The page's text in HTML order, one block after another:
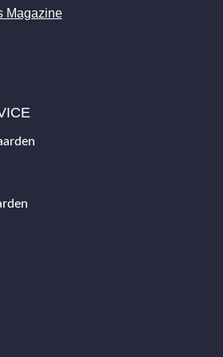
Magazine